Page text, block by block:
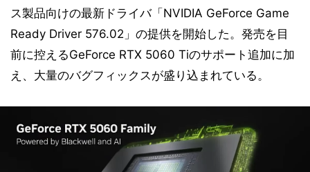
ス製品向けの最新ドライバ「NVIDIA GeForce Game
Ready Driver 576.02」の提供を開始した。発売を目
前に控えるGeForce RTX 5060 Tiのサポート追加に加
え、大量のバグフィックスが盛り込まれている。